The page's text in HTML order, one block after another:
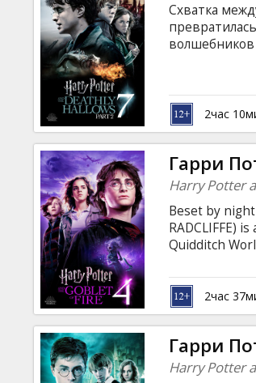
Схватка
остановить
что у него
на все
в истории
2час
Гарри
Harry Potter
Beset by
RADCLIFFE)
Quidditch
the Dark
the Death
FIENNES)
parents.
2час
Гарри
Harry Potter